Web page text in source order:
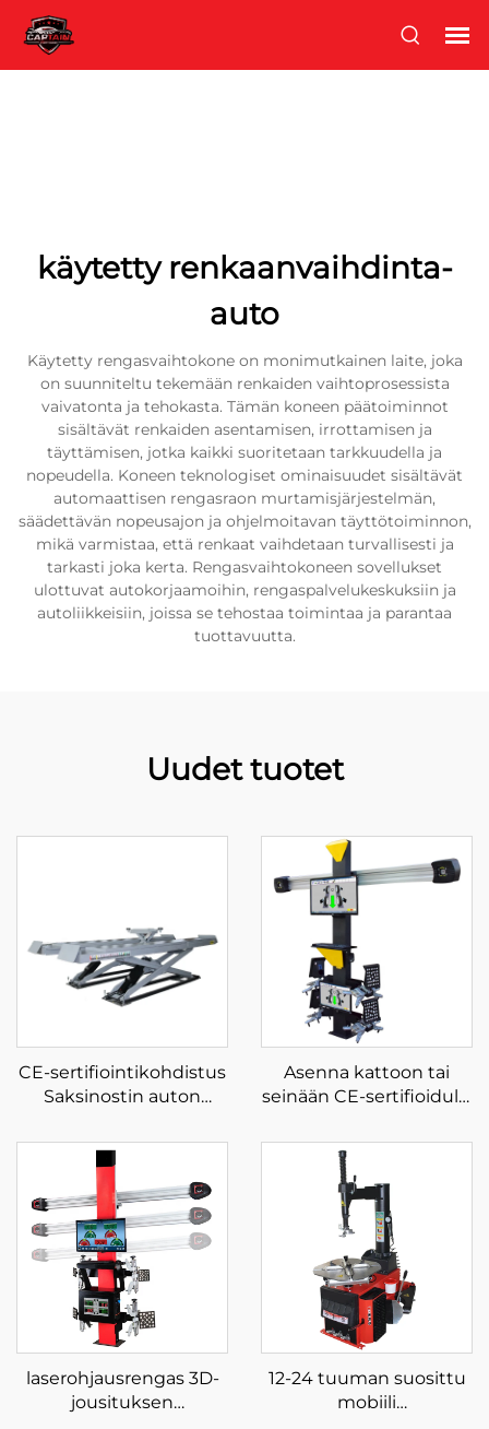
käytetty renkaanvaihdinta-
auto
Käytetty rengasvaihtokone on monimutkainen laite, joka
on suunniteltu tekemään renkaiden vaihtoprosessista
vaivatonta ja tehokasta. Tämän koneen päätoiminnot
sisältävät renkaiden asentamisen, irrottamisen ja
täyttämisen, jotka kaikki suoritetaan tarkkuudella ja
nopeudella. Koneen teknologiset ominaisuudet sisältävät
automaattisen rengasraon murtamisjärjestelmän,
säädettävän nopeusajon ja ohjelmoitavan täyttötoiminnon,
mikä varmistaa, että renkaat vaihdetaan turvallisesti ja
tarkasti joka kerta. Rengasvaihtokoneen sovellukset
ulottuvat autokorjaamoihin, rengaspalvelukeskuksiin ja
autoliikkeisiin, joissa se tehostaa toimintaa ja parantaa
tuottavuutta.
Uudet tuotet
CE-sertifiointikohdistus
Saksinostin auton
autonnostin
autohuoltotehtaalle
Asenna kattoon tai
seinään CE-sertifioidulla
pyöränsuuntauksella
laserohjausrengas 3D-
jousituksen
12-24 tuuman suosittu
mobiili